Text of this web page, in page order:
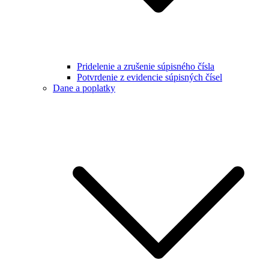
Pridelenie a zrušenie súpisného čísla
Potvrdenie z evidencie súpisných čísel
Dane a poplatky